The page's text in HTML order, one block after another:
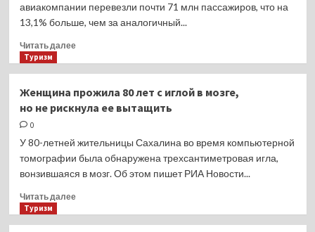
Бангкок
авиакомпании перевезли почти 71 млн пассажиров, что на
13,1% больше, чем за аналогичный...
Читать далееПрочитать
российских
авиакомпаний
месяцев
2023
Туризм
Женщина прожила 80 лет с иглой в мозге,
но не рискнула ее вытащить
0
У 80-летней жительницы Сахалина во время компьютерной
томографии была обнаружена трехсантиметровая игла,
вонзившаяся в мозг. Об этом пишет РИА Новости...
Читать далееПрочитать
Туризм